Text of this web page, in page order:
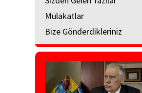
Mülakatlar
Bize Gönderdikleriniz